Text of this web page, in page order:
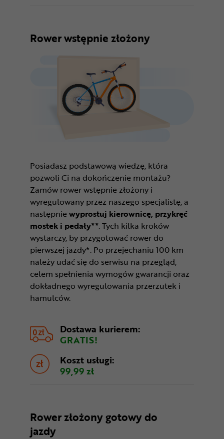
Rower wstępnie złożony
Posiadasz podstawową wiedzę, która
pozwoli Ci na dokończenie montażu?
Zamów rower wstępnie złożony i
wyregulowany przez naszego specjalistę, a
następniewyprostuj kierownicę, przykręć
mostek i pedały**. Tych kilka kroków
wystarczy, by przygotować rower do
pierwszej jazdy*. Po przejechaniu 100 km
należy udać się do serwisu na przegląd,
celem spełnienia wymogów gwarancji oraz
dokładnego wyregulowania przerzutek i
hamulców.
Dostawa kurierem:
GRATIS!
Koszt usługi:
99,99 zł
Rower złożony gotowy do
jazdy